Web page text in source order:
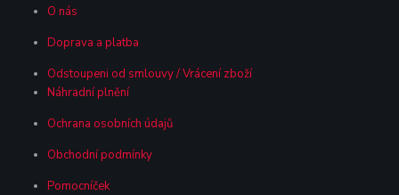
O nás
Doprava a platba
Odstoupeni od smlouvy / Vrácení zboží
Náhradní plnění
Ochrana osobních údajů
Obchodní podmínky
Pomocníček